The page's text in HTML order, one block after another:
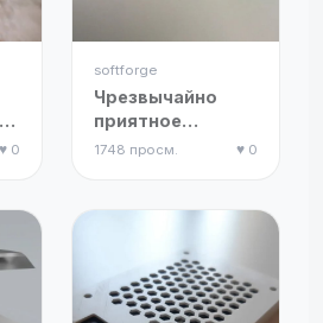
♥ 0
softforge
Чрезвычайно
приятное
вращающееся
1748 просм. ♥ 0